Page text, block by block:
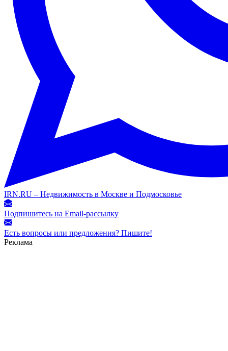
IRN.RU – Недвижимость в Москве и Подмосковье
Подпишитесь на Email-рассылку
Есть вопросы или предложения? Пишите!
Реклама